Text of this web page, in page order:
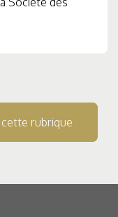
rubrique